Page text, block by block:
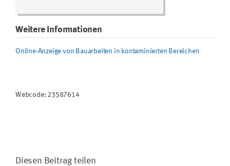
Weitere Informationen
Online-Anzeige von Bauarbeiten in kontaminierten Bereichen
Webcode: 23587614
Diesen Beitrag teilen